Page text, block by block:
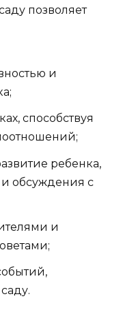
позволяет
и
способствуя
ребенка,
обсуждения с
и